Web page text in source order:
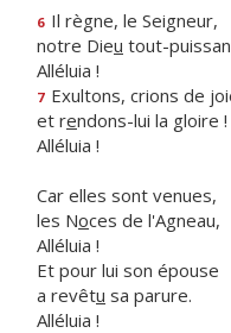
6 Il règne, le Seigneur,
notre Dieu tout-
Alléluia !
7 Exultons, crions de
et rendons-lui la gloire !
Alléluia !
Car elles sont venues,
les Noces de l'Agneau,
Alléluia !
Et pour lui son épouse
a revêtu sa parure.
Alléluia !